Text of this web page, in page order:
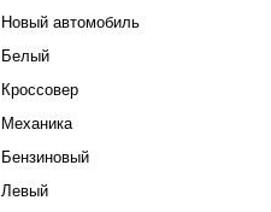
Новый автомобиль
Белый
Кроссовер
Механика
Бензиновый
Левый